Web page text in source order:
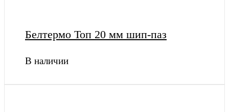
Белтермо Топ 20 мм шип-паз
В наличии